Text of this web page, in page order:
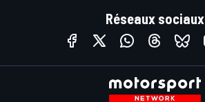
Réseaux sociaux